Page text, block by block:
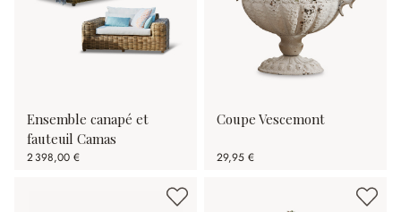
Ensemble canapé et
fauteuil Camas
2 398,00 €
Coupe Vescemont
29,95 €